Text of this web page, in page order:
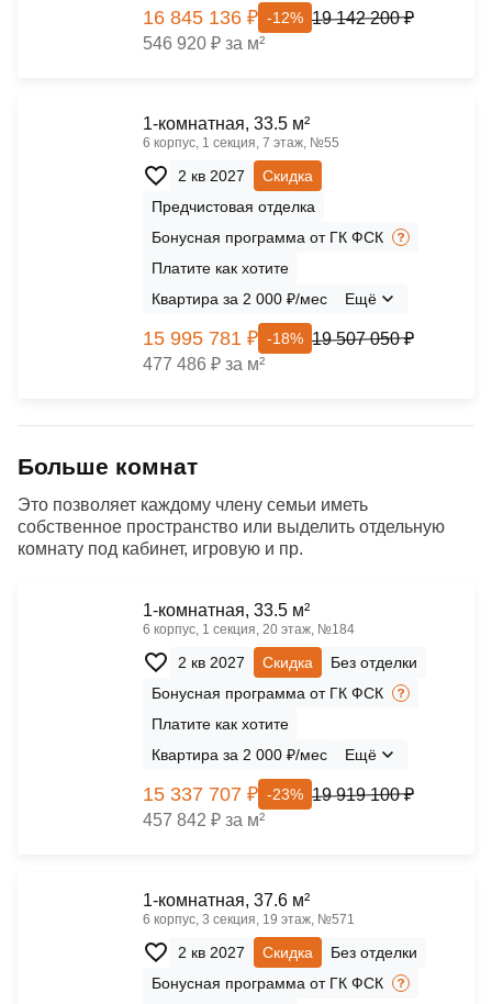
16 845 136 ₽ -12% 19 142 200 ₽
546 920 ₽ за м²
1-комнатная, 33.5 м²
6 корпус, 1 секция, 7 этаж, №55
2 кв 2027
Скидка
Предчистовая отделка
Бонусная программа от ГК ФСК
Платите как хотите
Квартира за 2 000 ₽/мес
Ещё
15 995 781 ₽ -18% 19 507 050 ₽
477 486 ₽ за м²
Больше комнат
Это позволяет каждому члену семьи иметь
собственное пространство или выделить отдельную
комнату под кабинет, игровую и пр.
1-комнатная, 33.5 м²
6 корпус, 1 секция, 20 этаж, №184
2 кв 2027 Скидка
Без отделки
Бонусная программа от ГК ФСК
Платите как хотите
Квартира за 2 000 ₽/мес
Ещё
15 337 707 ₽ -23% 19 919 100 ₽
457 842 ₽ за м²
1-комнатная, 37.6 м²
6 корпус, 3 секция, 19 этаж, №571
2 кв 2027 Скидка
Без отделки
Бонусная программа от ГК ФСК